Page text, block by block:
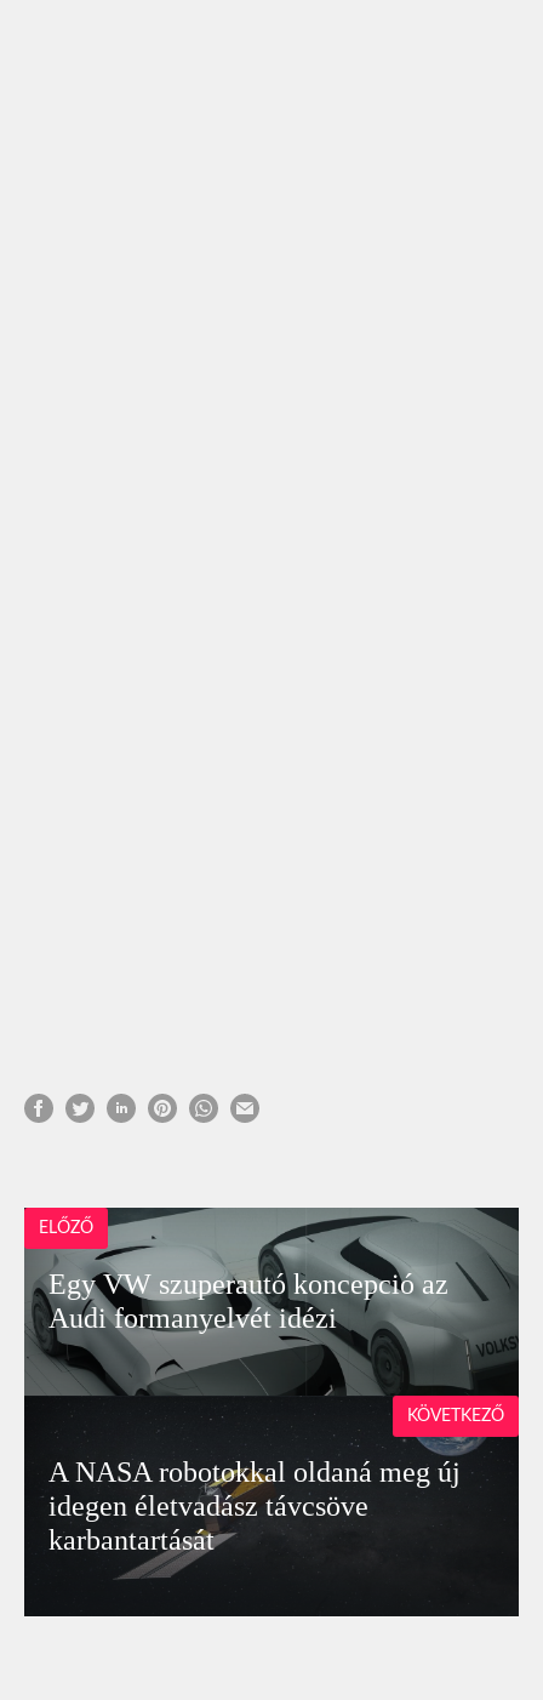
ELŐZŐ
Egy VW szuperautó koncepció az
Audi formanyelvét idézi
A NASA robotokkal oldaná meg új
idegen életvadász távcsöve
karbantartását
KÖVETKEZŐ